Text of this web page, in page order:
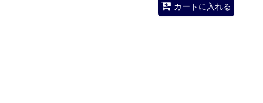
カートに入れる